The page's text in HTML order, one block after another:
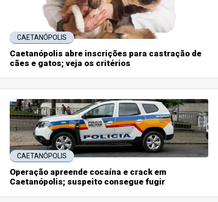
CAETANÓPOLIS
Caetanópolis abre inscrições para castração de
cães e gatos; veja os critérios
CAETANÓPOLIS
Operação apreende cocaína e crack em
Caetanópolis; suspeito consegue fugir